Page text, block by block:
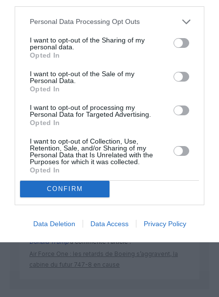
Personal Data Processing Opt Outs
I want to opt-out of the Sharing of my
personal data.
Opted In
I want to opt-out of the Sale of my
Personal Data.
Opted In
I want to opt-out of processing my
Personal Data for Targeted Advertising.
Opted In
I want to opt-out of Collection, Use,
Retention, Sale, and/or Sharing of my
Personal Data that Is Unrelated with the
Purposes for which it was collected.
Opted In
CONFIRM
Data Deletion Data Access Privacy Policy
Appel aux lecteurs !
Soutenez Air Journal participez
DERNIERS COMMENTAIRES
CG59a commenté l'article :
Un enfant refuse sa ceinture : un vol Porter Airlines
annulé au Canada
Donald Trumpa commenté l'article :
Air Force One : les retards de Boeing s’aggravent, la
cabine du futur 747-8 en cause